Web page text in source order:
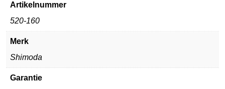
Artikelnummer
520-160
Merk
Shimoda
Garantie